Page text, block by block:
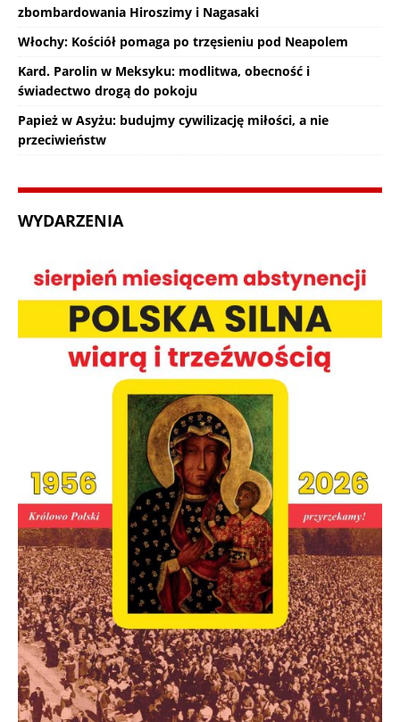
zbombardowania Hiroszimy i Nagasaki
Włochy: Kościół pomaga po trzęsieniu pod Neapolem
Kard. Parolin w Meksyku: modlitwa, obecność i
świadectwo drogą do pokoju
Papież w Asyżu: budujmy cywilizację miłości, a nie
przeciwieństw
WYDARZENIA